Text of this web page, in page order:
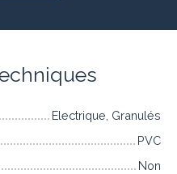
Electrique, Granulés
PVC
Non